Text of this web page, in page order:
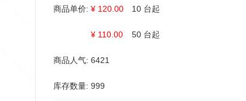
商品单价:
商品人气:
库存数量:
¥ 120.00 10 台起
¥ 110.00 50 台起
6421
999